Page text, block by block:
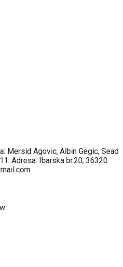
Mersid Agovic, Albin Gegic, Sead
Adresa: Ibarska br.20, 36320
.